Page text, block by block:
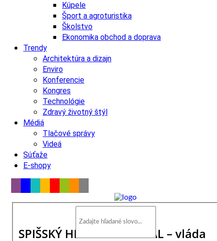
Kúpele
Šport a agroturistika
Školstvo
Ekonomika obchod a doprava
Trendy
Architektúra a dizajn
Enviro
Konferencie
Kongres
Technológie
Zdravý životný štýl
Médiá
Tlačové správy
Videá
Súťaže
E-shopy
SPIŠSKÝ HRAD SA DOČKAL – vláda